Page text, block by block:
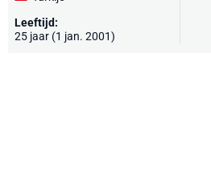
Leeftijd:
25 jaar (1 jan. 2001)